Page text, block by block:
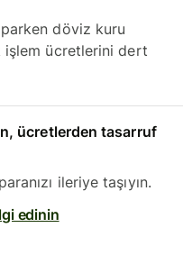
döviz kuru
işlem ücretlerini dert
ücretlerden tasarruf
ileriye taşıyın.
edinin